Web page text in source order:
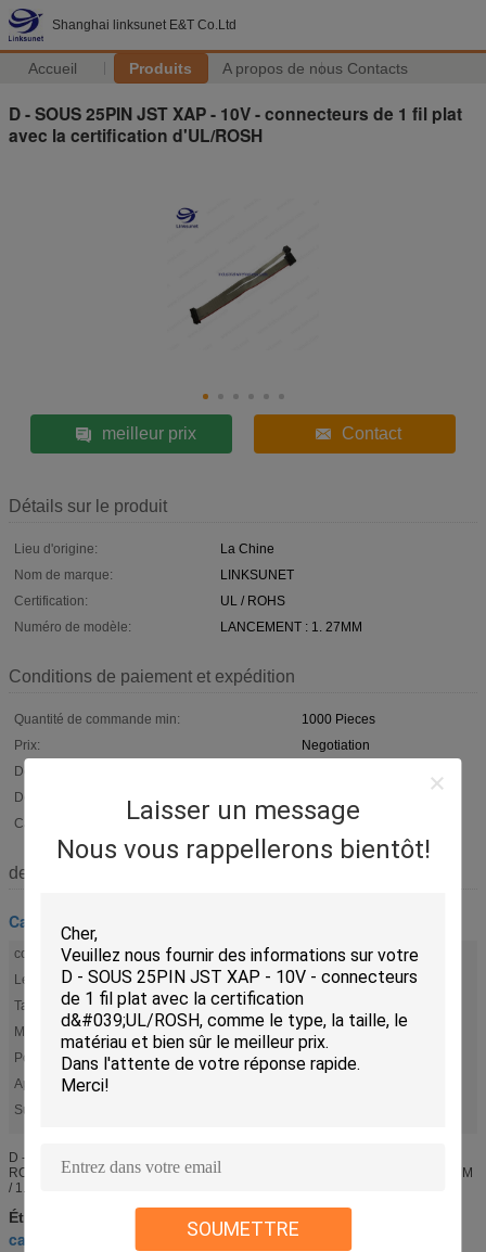
Shanghai linksunet E&T Co.Ltd
Accueil Produits A propos de nous Contacts
Laisser un message
Nous vous rappellerons bientôt!
SOUMETTRE
D - SOUS 25PIN JST XAP - 10V - connecteurs de 1 fil plat
avec la certification d'UL/ROSH
meilleur prix Contact
Détails sur le produit
Lieu d'origine:
La Chine
Nom de marque:
LINKSUNET
Certification:
UL / ROHS
Numéro de modèle:
LANCEMENT : 1. 27MM
Conditions de paiement et expédition
Quantité de commande min:
1000 Pieces
Prix:
Negotiation
Détails d'emballage:
Délai de livraison:
Capacité d'approvisionnement:
1000000 PCS/D
description de
Cable connecteur plat
couleur:
gris
Leght:
100mm-2000mm
Taille:
Personnalisation faite sur commande
Matériau:
PVC
Poix:
1.27mm
Application:
Surligner:
D - SUB 25PIN Ajouter JST XAP - 10V - 1 Harnais de câbles plats avec UL /
ROSH / Matériel PVC Détails rapides Lieu d'origine: Chine Câble PICH: 1.0MM
/ 1.27MM AWG: 22/24/26/28 / 30AWG Longueur: 0.1-10M ROHS / ...
Étiquettes: cable connecteur plat de ruban
cables connecteur de ruban d'idc,connecteurs de fil plat